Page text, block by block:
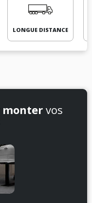
LONGUE DISTANCE
monter vos